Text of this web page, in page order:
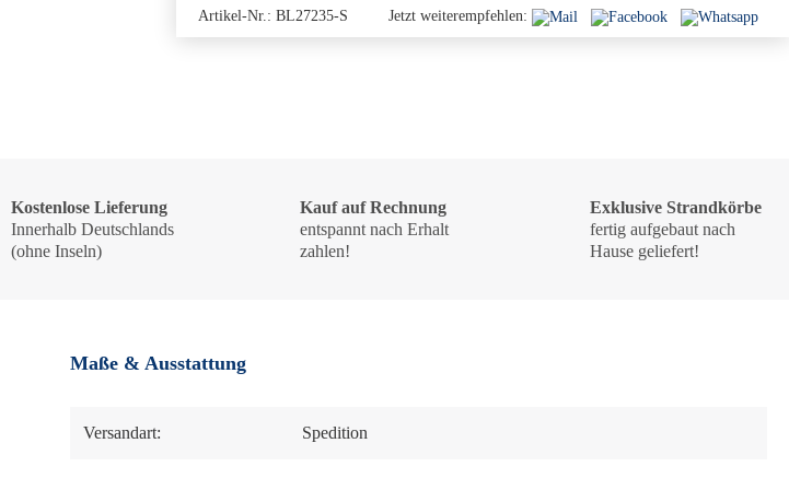
Artikel-Nr.: BL27235-S Jetzt weiterempfehlen:
Kostenlose Lieferung
Innerhalb Deutschlands
(ohne Inseln)
Kauf auf Rechnung
entspannt nach Erhalt
zahlen!
Exklusive Strandkörbe
fertig aufgebaut nach
Hause geliefert!
Maße & Ausstattung
Versandart: Spedition